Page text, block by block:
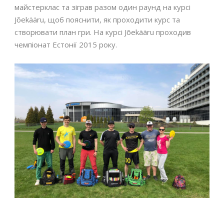
майстерклас та зіграв разом один раунд на курсі
Jõekääru, щоб пояснити, як проходити курс та
створювати план гри. На курсі Jõekääru проходив
чемпіонат Естонії 2015 року.